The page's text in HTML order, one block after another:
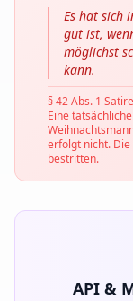
Es hat sich
gut ist,
möglichst
kann.
§ 42 Abs. 1
Eine
erfolgt nicht.
bestritten.
API &